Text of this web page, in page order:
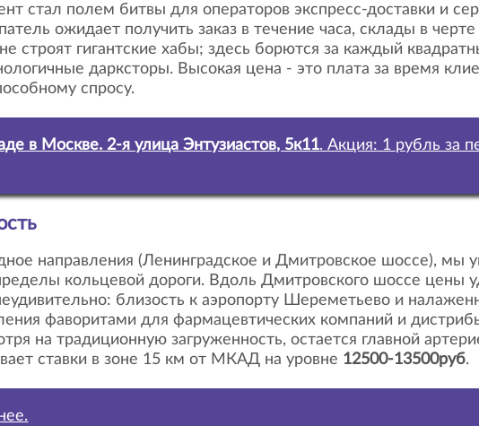
стал полем битвы для операторов экспресс-доставки и
ожидает получить заказ в течение часа, склады в черте
строят гигантские хабы; здесь борются за каждый
дарксторы. Высокая цена - это плата за время
спросу.
в Москве. 2-я улица Энтузиастов, 5к11. Акция: 1 рубль за
кольцевой дороги. Вдоль Дмитровского шоссе цены
близость к аэропорту Шереметьево и
фаворитами для фармацевтических компаний и
на традиционную загруженность, остается главной
ставки в зоне 15 км от МКАД на уровне 12500-13500руб.